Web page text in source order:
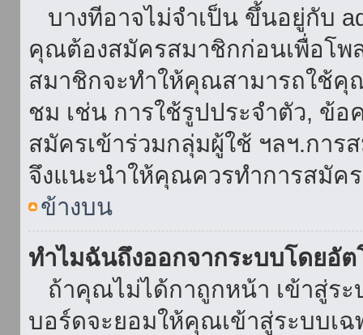
บางทีอาจไม่จำเป็น ขึ้นอยู่กับ
คุณต้องสมัครสมาชิกก่อนเพื่อโพ
สมาชิกจะทำให้คุณสามารถใช้คุ
ชม เช่น การใช้รูปประจำตัว, ข้อ
สมัครเข้าร่วมกลุ่มผู้ใช้ ฯลฯ.การ
จึงแนะนำให้คุณควรทำการสมัค
ข้างบน
ทำไมฉันถึงออกจากระบบโดยอั
ถ้าคุณไม่ได้กาถูกหน้า เข้าสู่ร
บอร์ดจะยอมให้คุณเข้าสู่ระบบเ